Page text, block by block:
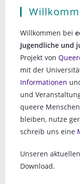
Willkommen bei
Jugendliche und
Projekt von
mit der
Informationen
und
queere
bleiben, nutze
schreib uns eine
Unseren
Download.